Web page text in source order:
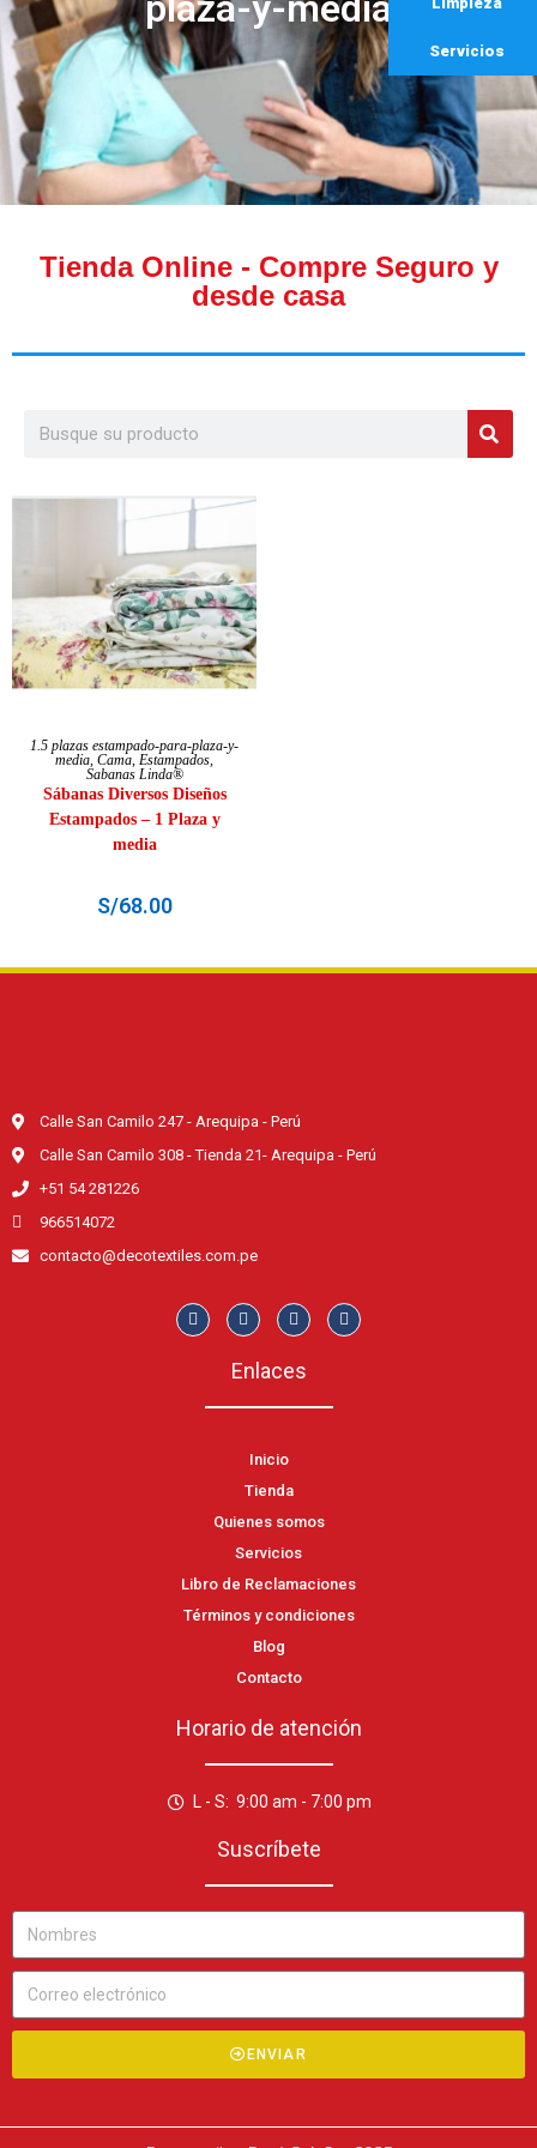
Servicios
Tienda Online - Compre Seguro y
desde casa
SELECCIONAR OPCIONES
1.5 plazas estampado-para-plaza-y-
media, Cama, Estampados,
Sabanas Linda®
Sábanas Diversos Diseños
Estampados – 1 Plaza y
media
S/68.00
Calle San Camilo 247 - Arequipa - Perú
Calle San Camilo 308 - Tienda 21- Arequipa - Perú
+51 54 281226
966514072
contacto@decotextiles.com.pe
Enlaces
Inicio
Tienda
Quienes somos
Servicios
Libro de Reclamaciones
Términos y condiciones
Blog
Contacto
Horario de atención
L - S: 9:00 am - 7:00 pm
Suscríbete
ENVIAR